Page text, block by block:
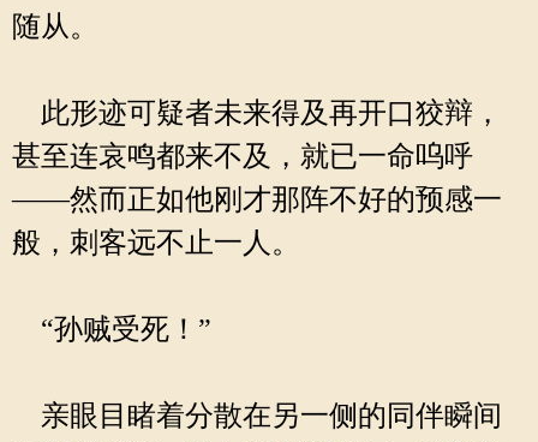
随从。
此形迹可疑者未来得及再开口狡辩，
甚至连哀鸣都来不及，就已一命呜呼
——然而正如他刚才那阵不好的预感一
般，刺客远不止一人。
“孙贼受死！”
亲眼目睹着分散在另一侧的同伴瞬间